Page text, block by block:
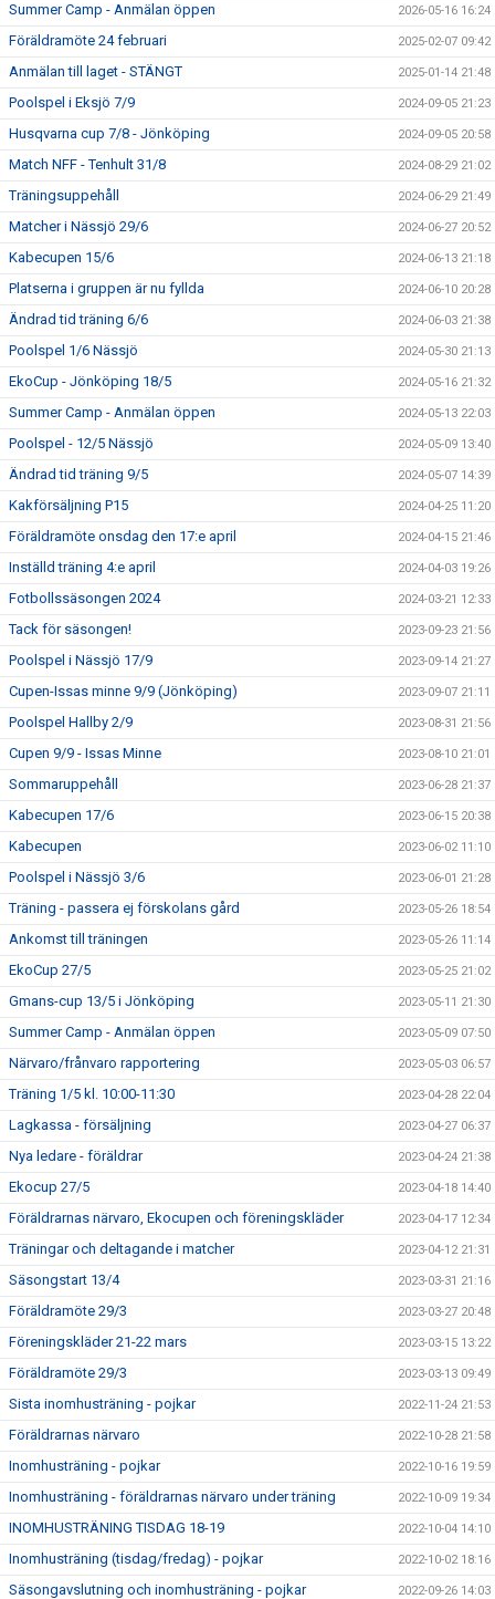
Summer Camp - Anmälan öppen 2026-05-16 16:24
Föräldramöte 24 februari 2025-02-07 09:42
Anmälan till laget - STÄNGT 2025-01-14 21:48
Poolspel i Eksjö 7/9 2024-09-05 21:23
Husqvarna cup 7/8 - Jönköping 2024-09-05 20:58
Match NFF - Tenhult 31/8 2024-08-29 21:02
Träningsuppehåll 2024-06-29 21:49
Matcher i Nässjö 29/6 2024-06-27 20:52
Kabecupen 15/6 2024-06-13 21:18
Platserna i gruppen är nu fyllda 2024-06-10 20:28
Ändrad tid träning 6/6 2024-06-03 21:38
Poolspel 1/6 Nässjö 2024-05-30 21:13
EkoCup - Jönköping 18/5 2024-05-16 21:32
Summer Camp - Anmälan öppen 2024-05-13 22:03
Poolspel - 12/5 Nässjö 2024-05-09 13:40
Ändrad tid träning 9/5 2024-05-07 14:39
Kakförsäljning P15 2024-04-25 11:20
Föräldramöte onsdag den 17:e april 2024-04-15 21:46
Inställd träning 4:e april 2024-04-03 19:26
Fotbollssäsongen 2024 2024-03-21 12:33
Tack för säsongen! 2023-09-23 21:56
Poolspel i Nässjö 17/9 2023-09-14 21:27
Cupen-Issas minne 9/9 (Jönköping) 2023-09-07 21:11
Poolspel Hallby 2/9 2023-08-31 21:56
Cupen 9/9 - Issas Minne 2023-08-10 21:01
Sommaruppehåll 2023-06-28 21:37
Kabecupen 17/6 2023-06-15 20:38
Kabecupen 2023-06-02 11:10
Poolspel i Nässjö 3/6 2023-06-01 21:28
Träning - passera ej förskolans gård 2023-05-26 18:54
Ankomst till träningen 2023-05-26 11:14
EkoCup 27/5 2023-05-25 21:02
Gmans-cup 13/5 i Jönköping 2023-05-11 21:30
Summer Camp - Anmälan öppen 2023-05-09 07:50
Närvaro/frånvaro rapportering 2023-05-03 06:57
Träning 1/5 kl. 10:00-11:30 2023-04-28 22:04
Lagkassa - försäljning 2023-04-27 06:37
Nya ledare - föräldrar 2023-04-24 21:38
Ekocup 27/5 2023-04-18 14:40
Föräldrarnas närvaro, Ekocupen och föreningskläder 2023-04-17 12:34
Träningar och deltagande i matcher 2023-04-12 21:31
Säsongstart 13/4 2023-03-31 21:16
Föräldramöte 29/3 2023-03-27 20:48
Föreningskläder 21-22 mars 2023-03-15 13:22
Föräldramöte 29/3 2023-03-13 09:49
Sista inomhusträning - pojkar 2022-11-24 21:53
Föräldrarnas närvaro 2022-10-28 21:58
Inomhusträning - pojkar 2022-10-16 19:59
Inomhusträning - föräldrarnas närvaro under träning 2022-10-09 19:34
INOMHUSTRÄNING TISDAG 18-19 2022-10-04 14:10
Inomhusträning (tisdag/fredag) - pojkar 2022-10-02 18:16
Säsongavslutning och inomhusträning - pojkar 2022-09-26 14:03